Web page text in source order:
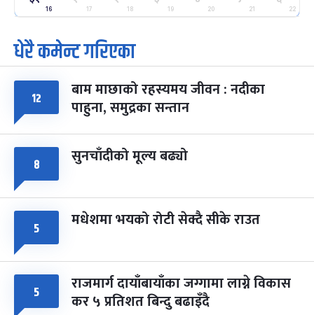
मंगल फाल्गुन २५, २०८३ Mar 9, 2027
७
आइत
पूर्णिमा व्रत
चैत्र ७, २०८३-Mar 21, 2027
८ फागुपूर्णिमा
चैत्र ८, २०८३-Mar 22, 2027
७ महिना बाँकी
16 17 18 19 20 21 22
धेरै कमेन्ट गरिएका
१२ बाम माछाको रहस्यमय जीवन : नदीका
पाहुना, समुद्रका सन्तान
८ सुनचाँदीको मूल्य बढ्यो
५ मधेशमा भयको रोटी सेक्दै सीके राउत
५ राजमार्ग दायाँबायाँका जग्गामा लाग्ने विकास
कर ५ प्रतिशत बिन्दु बढाइँदै